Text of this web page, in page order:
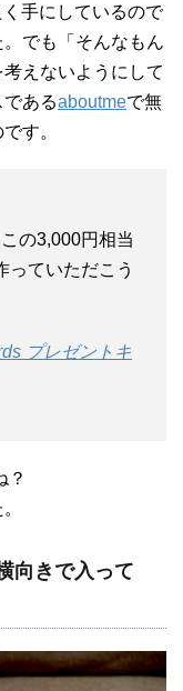
手にしているので
。でも「そんなもん
えないようにして
あるaboutmeで無
す。
の3,000円相当
っていただこう
プレゼントキ
？
向きで入って